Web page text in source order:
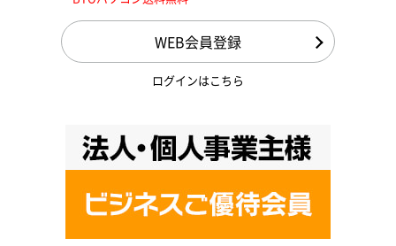
WEB会員登録
ログインはこちら